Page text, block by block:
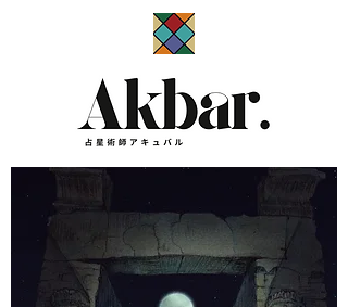
​占星術師アキュバル公式サイト